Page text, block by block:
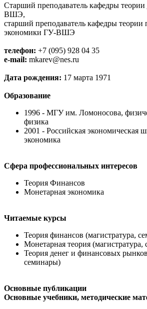
Cтарший преподаватель кафедры
ВШЭ,
старший преподаватель кафедры теории
экономики ГУ-ВШЭ
телефон: +7 (095) 928 04 35
e-mail: mkarev@nes.ru
Дата рождения: 17 марта 1971
Образование
1996 - МГУ им. Ломоносова,
физика
2001 - Российская экономическая
экономика
Сфера профессиональных интересов
Теория Финансов
Монетарная экономика
Читаемые курсы
Теория финансов (магистратура,
Монетарная теория
Теория денег и финансовых
семинары)
Основные публикации
Основные учебники, методические